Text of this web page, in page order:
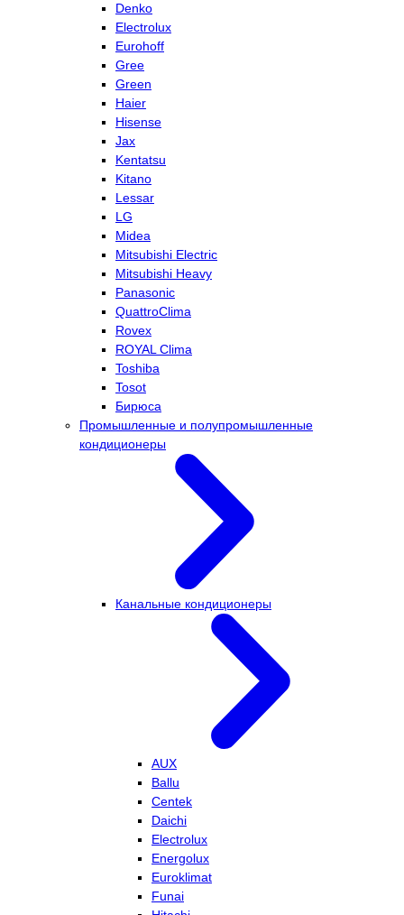
Denko
Electrolux
Eurohoff
Gree
Green
Haier
Hisense
Jax
Kentatsu
Kitano
Lessar
LG
Midea
Mitsubishi Electric
Mitsubishi Heavy
Panasonic
QuattroClima
Rovex
ROYAL Clima
Toshiba
Tosot
Бирюса
Промышленные и полупромышленные
кондиционеры
Канальные кондиционеры
AUX
Ballu
Centek
Daichi
Electrolux
Energolux
Euroklimat
Funai